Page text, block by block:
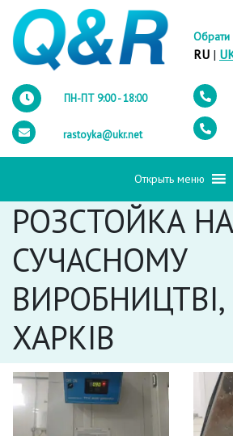
Обрати
RU |
ПН-ПТ 9:00 - 18:00
rastoyka@ukr.net
Открыть меню
РОЗСТОЙКА НА
СУЧАСНОМУ
ХАРКІВ